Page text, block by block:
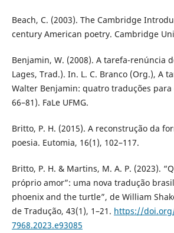
Beach, C. (2003). The Cambridge
century American poetry. Cambridge
Benjamin, W. (2008). A tarefa-renúncia
Lages, Trad.). In. L. C. Branco (Org.), A
Walter Benjamin: quatro traduções
66–81). FaLe UFMG.
Britto, P. H. (2015). A reconstrução da
poesia. Eutomia, 16(1), 102–117.
Britto, P. H. & Martins, M. A. P. (2023).
próprio amor”: uma nova tradução
phoenix and the turtle”, de William
de Tradução, 43(1), 1–21. https://
7968.2023.e93085